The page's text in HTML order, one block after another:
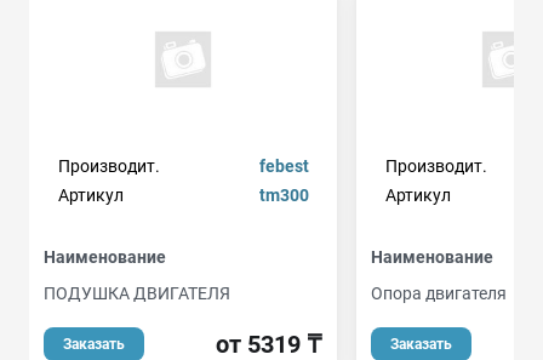
Производит.
febest
Артикул
tm300
Наименование
ПОДУШКА ДВИГАТЕЛЯ
Заказать от 5319 ₸
Производит.
Артикул
Наименование
Опора двигателя
Заказать